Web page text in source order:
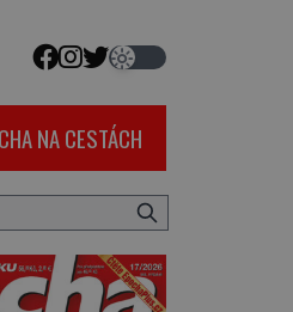
NA CESTÁCH